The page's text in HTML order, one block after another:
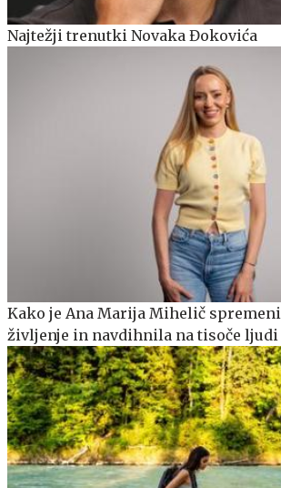
Najtežji trenutki Novaka Đokovića
Kako je Ana Marija Mihelič
življenje in navdihnila na tisoče ljudi